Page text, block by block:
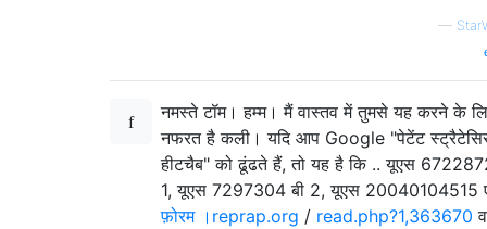
—
नमस्ते टॉम। हम्म। मैं वास्तव में तुमसे यह करने के
नफरत है कली। यदि आप Google "पेटेंट
हीटचैब" को ढूंढते हैं, तो यह है कि .. यूएस
1, यूएस 7297304 बी 2, यूएस 20040104515
फ़ोरम ।reprap.org / read.php?1,363670